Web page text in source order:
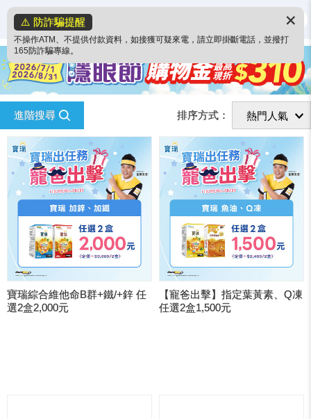
⚠️ 防詐騙提醒
不操作ATM、不提供付款資料，如接獲可疑來電，請立即掛斷電話，並撥打
165防詐騙專線。
✕
進階搜尋 排序方式：
寶瑞綜合維他命B群+鐵/+鋅 任
選2盒2,000元
【寵爸出擊】指定葉黃素、Q凍
任選2盒1,500元